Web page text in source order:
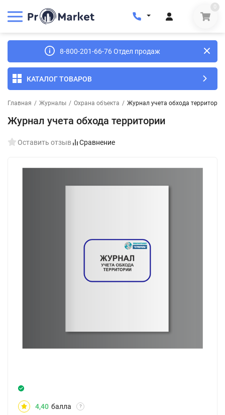
0
8-800-201-66-76 Отдел продаж
КАТАЛОГ ТОВАРОВ
Главная / Журналы / Охрана объекта / Журнал учета обхода территории
Журнал учета обхода территории
Оставить отзыв Сравнение
4,40 балла ?